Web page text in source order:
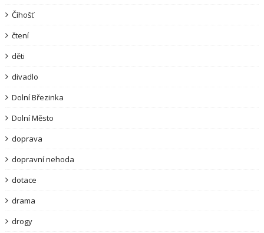
Číhošť
čtení
děti
divadlo
Dolní Březinka
Dolní Město
doprava
dopravní nehoda
dotace
drama
drogy